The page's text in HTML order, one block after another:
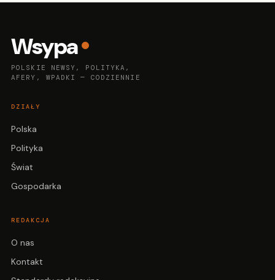
Wsypa
POLSKIE NEWSY, POLITYKA,
AFERY, WPADKI — CODZIENNIE
DZIAŁY
Polska
Polityka
Świat
Gospodarka
REDAKCJA
O nas
Kontakt